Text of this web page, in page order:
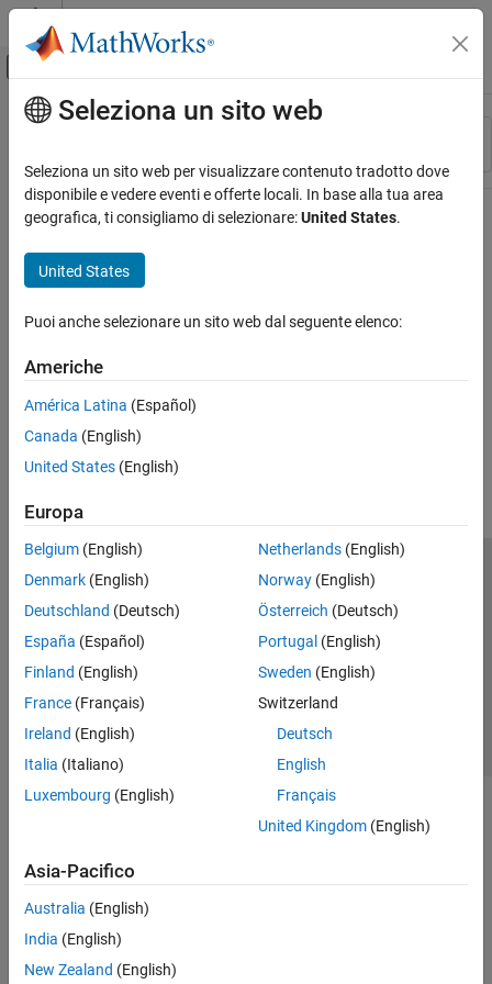
Vai al contenuto
Attiva/disattiva menu di navigazione
Risorsa
Stato
Contenuto principale
Seleziona un sito web
Seleziona un sito web per visualizzare contenuto tradotto dove
disponibile e vedere eventi e offerte locali. In base alla tua area
geografica, ti consigliamo di selezionare:United States.
United States
Puoi anche selezionare un sito web dal seguente elenco:
Americhe
América Latina (Español)
Canada (English)
United States (English)
Europa
Belgium (English)
Denmark (English)
Deutschland (Deutsch)
España (Español)
Finland (English)
France (Français)
Ireland (English)
Italia (Italiano)
Luxembourg (English)
Netherlands(English)
Norway(English)
Österreich (Deutsch)
Portugal (English)
Sweden (English)
Switzerland
Deutsch
English
Français
United Kingdom(English)
Asia-Pacifico
Australia (English)
India (English)
New Zealand (English)
Centro di fiducia
Informativa sulla privacy
Antipirateria
Stato dell'applicazione
Contatti
© 1994-2026 The MathWorks, Inc.